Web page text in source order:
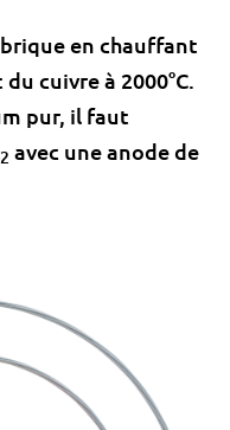
en chauffant
cuivre à 2000°C.
pur, il faut
2 avec une anode de